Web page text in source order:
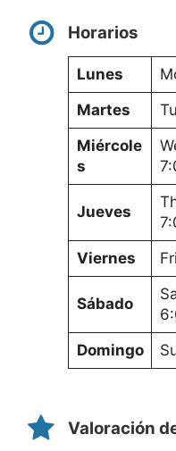
Horarios
Lunes
Martes
Miércole
s
Jueves
Viernes
Sábado
Domingo
Valoración